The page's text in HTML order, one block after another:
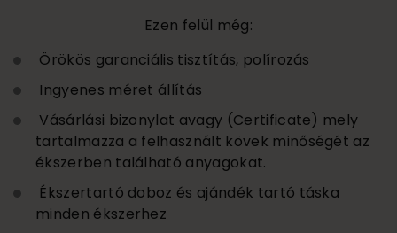
Ezen felül még:
Örökös garanciális tisztítás, polírozás
Ingyenes méret állítás
Vásárlási bizonylat avagy (Certificate) mely
tartalmazza a felhasznált kövek minőségét az
ékszerben található anyagokat.
Ékszertartó doboz és ajándék tartó táska
minden ékszerhez